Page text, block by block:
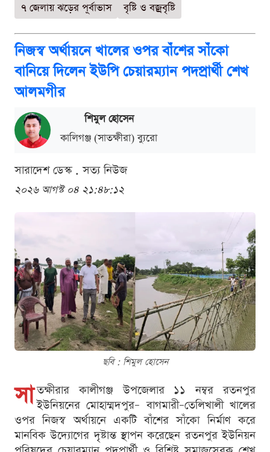
৭ জেলায় ঝড়ের পূর্বাভাস
বৃষ্টি ও বজ্রবৃষ্টি
নিজস্ব অর্থায়নে খালের ওপর বাঁশের সাঁকো
বানিয়ে দিলেন ইউপি চেয়ারম্যান পদপ্রার্থী শেখ
আলমগীর
শিমুল হোসেন
কালিগঞ্জ (সাতক্ষীরা) ব্যুরো
সারাদেশ ডেস্ক . সত্য নিউজ
২০২৬ আগস্ট ০৪ ২১:৪৮:১২
ছবি : শিমুল হোসেন
সা তক্ষীরার কালীগঞ্জ উপজেলার ১১ নম্বর রতনপুর
ইউনিয়নের মোহাম্মদপুর– বাগমারী–তেলিখালী খালের
ওপর নিজস্ব অর্থায়নে একটি বাঁশের সাঁকো নির্মাণ করে
মানবিক উদ্যোগের দৃষ্টান্ত স্থাপন করেছেন রতনপুর ইউনিয়ন